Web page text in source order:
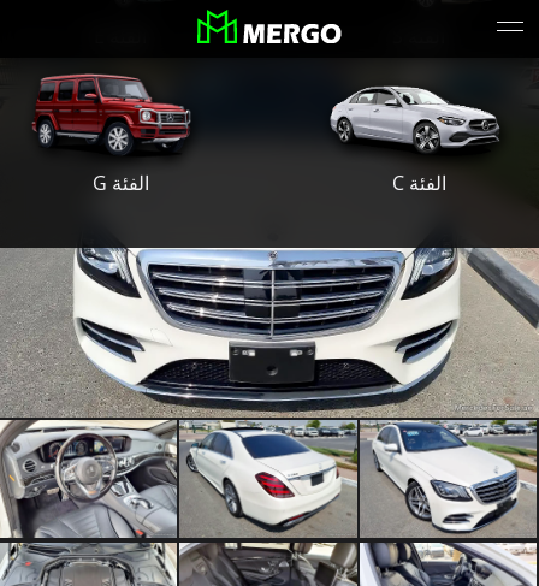
الفئة C الفئة G